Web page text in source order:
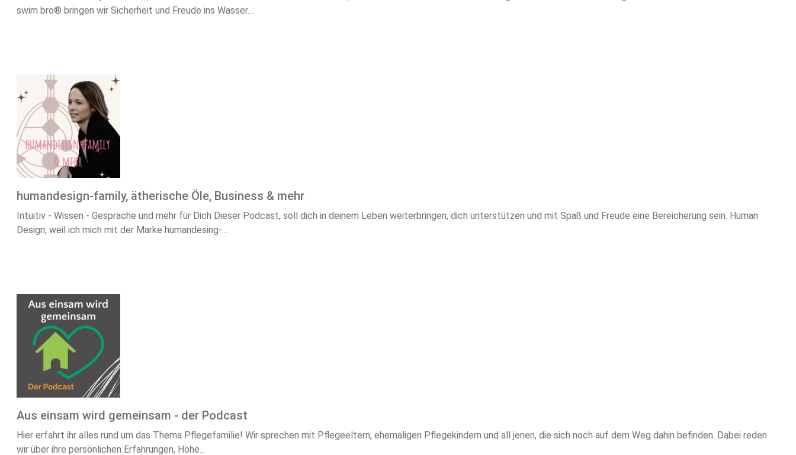
swim bro® bringen wir Sicherheit und Freude ins Wasser....
humandesign-family, ätherische Öle, Business & mehr
Intuitiv - Wissen - Gespräche und mehr für Dich Dieser Podcast, soll dich in deinem Leben weiterbringen, dich unterstützen und mit Spaß und Freude eine Bereicherung sein. Human
Design, weil ich mich mit der Marke humandesing-...
Aus einsam wird gemeinsam - der Podcast
Hier erfahrt ihr alles rund um das Thema Pflegefamilie! Wir sprechen mit Pflegeeltern, ehemaligen Pflegekindern und all jenen, die sich noch auf dem Weg dahin befinden. Dabei reden
wir über ihre persönlichen Erfahrungen, Höhe...